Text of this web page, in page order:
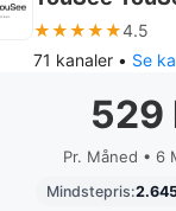
★★★★★4.5
71 kanaler • Se
529
Pr. Måned • 6
Mindstepris: